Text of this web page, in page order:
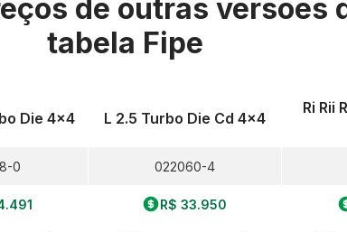
de outras versões
tabela Fipe
Die 4x4
0
L 2.5 Turbo Die Cd 4x4
022060-4
R$ 33.950
Ri Rii